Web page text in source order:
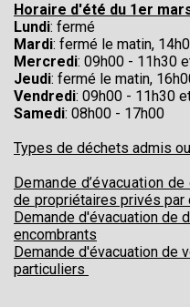
Horaire d'été du 1er
Lundi: fermé
Mardi: fermé le matin,
Mercredi: 09h00 - 11h30
Jeudi: fermé le matin,
Vendredi: 09h00 - 11h30
Samedi: 08h00 - 17h00
Types de déchets admis
Demande d’évacuation
de propriétaires privés
Demande d'évacuation de
encombrants
Demande d'évacuation de
particuliers